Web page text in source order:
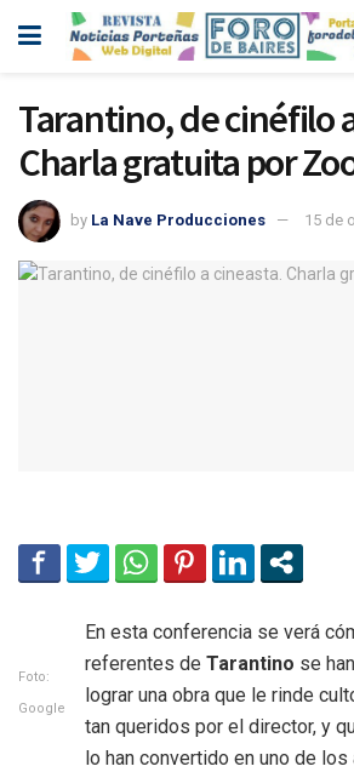
Tarantino, de cinéfilo
Charla gratuita por
by La Nave Producciones 15 de
Foto:
Google
En esta conferencia se verá
referentes de Tarantino se
lograr una obra que le rinde
tan queridos por el director, y
lo han convertido en uno de